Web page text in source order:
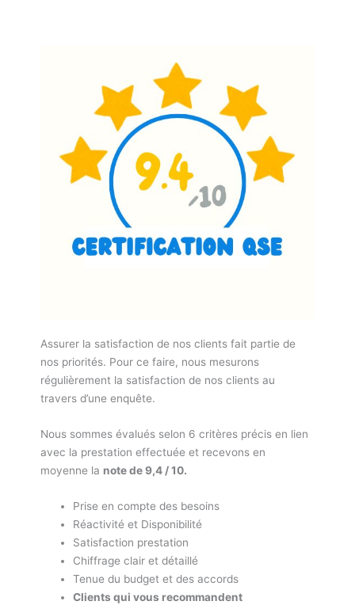
Assurer la satisfaction de nos clients fait partie de
nos priorités. Pour ce faire, nous mesurons
régulièrement la satisfaction de nos clients au
travers d’une enquête.
Nous sommes évalués selon 6 critères précis en lien
avec la prestation effectuée et recevons en
moyenne la note de 9,4 / 10.
Prise en compte des besoins
Réactivité et Disponibilité
Satisfaction prestation
Chiffrage clair et détaillé
Tenue du budget et des accords
Clients qui vous recommandent